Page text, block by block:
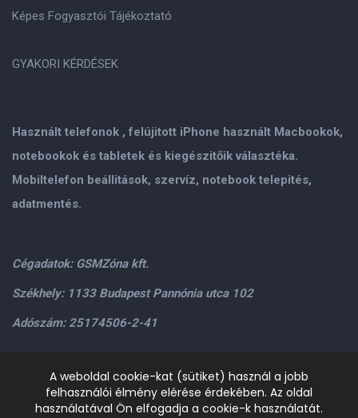
Használt telefonok , felújitott iPhone használt Macbookok,
notebookok és tabletek és kiegészitőik választéka.
Mobiltelefon beállitások, szervíz, notebook telepités,
adatmentés.
Cégadatok: GSMZóna kft.
Székhely: 1133 Budapest Pannónia utca 102
Adószám: 25174506-2-41
Személyes átvétel: GSMZóna kft. 1134.Bp. Váci út 9-15
H-P: 9.00-17.00,Szo: 9.00-13.00+36205534995+36209906363
Képes Fogyasztói Tájékoztató
GYAKORI KÉRDÉSEK
A weboldal cookie-kat (sütiket) használ a jobb
felhasználói élmény elérése érdekében. Az oldal
használatával Ön elfogadja a cookie-k használatát.